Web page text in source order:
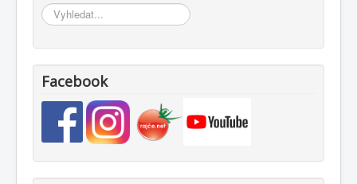
Vyhledávání...
Facebook